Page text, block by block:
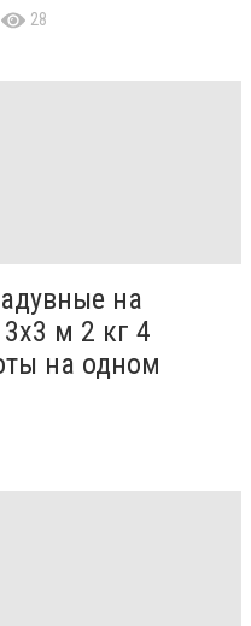
28
на
м 2 кг 4
на одном